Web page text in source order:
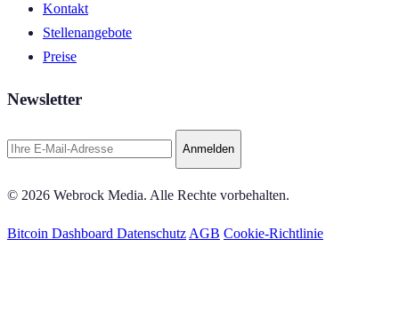
Kontakt
Stellenangebote
Preise
Newsletter
Anmelden
© 2026 Webrock Media. Alle Rechte vorbehalten.
Bitcoin Dashboard Datenschutz AGB Cookie-Richtlinie